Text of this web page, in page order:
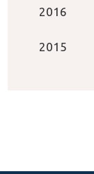
2016
2015